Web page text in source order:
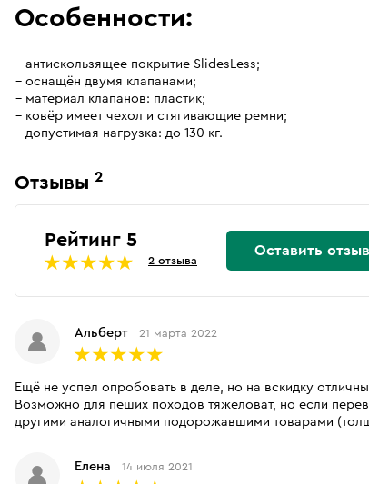
Особенности:
антискользящее покрытие SlidesLess;
оснащён двумя клапанами;
материал клапанов: пластик;
ковёр имеет чехол и стягивающие ремни;
допустимая нагрузка: до 130 кг.
Отзывы 2
Рейтинг 5
2 отзыва
Оставить отзыв
Альберт 21 марта 2022
Ещё не успел опробовать в деле, но на вскидку
Возможно для пеших походов тяжеловат, но если
другими аналогичными подорожавшими товарами
Елена 14 июля 2021